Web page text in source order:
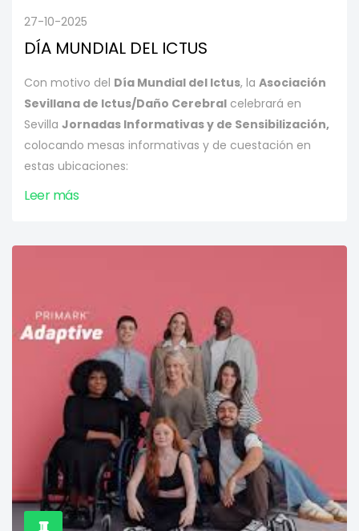
27-10-2025
DÍA MUNDIAL DEL ICTUS
Con motivo del Día Mundial del Ictus, la Asociación
Sevillana de Ictus/Daño Cerebral celebrará en
Sevilla Jornadas Informativas y de Sensibilización,
colocando mesas informativas y de cuestación en
estas ubicaciones:
Leer más